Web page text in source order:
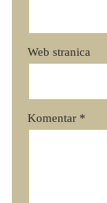
Web stranica
Komentar *